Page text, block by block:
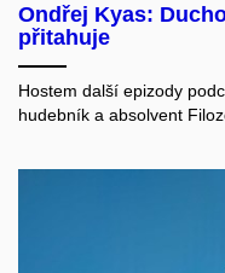
Ondřej Kyas:
přitahuje
Hostem další epizody
hudebník a absolvent